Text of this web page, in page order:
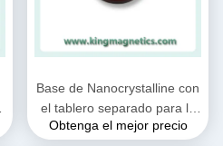
Base de Nanocrystalline con
el tablero separado para la
obstrucción común N30-20-
Obtenga el mejor precio